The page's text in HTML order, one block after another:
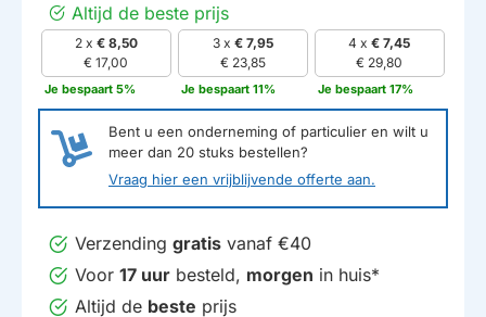
HUISMERK
Altijd de beste prijs
2 x € 8,50
€ 17,00
Je bespaart 5%
3 x € 7,95
€ 23,85
Je bespaart 11%
4 x€ 7,45
€ 29,80
Je bespaart 17%
Bent u een onderneming of particulier en wilt u
meer dan 20 stuks bestellen?
Vraag hier een vrijblijvende offerte aan.
Verzending gratis vanaf €40
Voor 17 uur besteld, morgen in huis*
Altijd de beste prijs